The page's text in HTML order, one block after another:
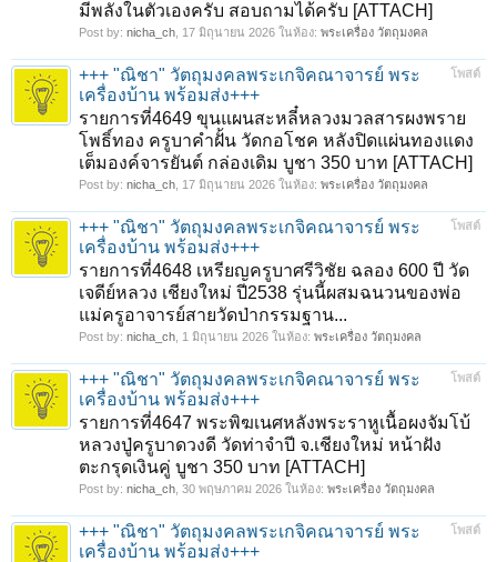
มีพลังในตัวเองครับ สอบถามได้ครับ [ATTACH]
Post by: nicha_ch 17 มิถุนายน 2026 ในห้อง: พระเครื่อง วัตถุมงคล
โพสต์
+++ "ณิชา" วัตถุมงคลพระเกจิคณาจารย์ พระ
เครื่องบ้าน พร้อมส่ง+++
รายการที่4649 ขุนแผนสะหลี๋หลวงมวลสารผงพราย
โพธิ์ทอง ครูบาคำฝั้น วัดกอโชค หลังปิดแผ่นทองแดง
เต็มองค์จารยันต์ กล่องเดิม บูชา 350 บาท [ATTACH]
Post by: nicha_ch 17 มิถุนายน 2026 ในห้อง: พระเครื่อง วัตถุมงคล
โพสต์
+++ "ณิชา" วัตถุมงคลพระเกจิคณาจารย์ พระ
เครื่องบ้าน พร้อมส่ง+++
รายการที่4648 เหรียญครูบาศรีวิชัย ฉลอง 600 ปี วัด
เจดีย์หลวง เชียงใหม่ ปี2538 รุ่นนี้ผสมฉนวนของพ่อ
แม่ครูอาจารย์สายวัดป่ากรรมฐาน...
Post by: nicha_ch 1 มิถุนายน 2026 ในห้อง: พระเครื่อง วัตถุมงคล
โพสต์
+++ "ณิชา" วัตถุมงคลพระเกจิคณาจารย์ พระ
เครื่องบ้าน พร้อมส่ง+++
รายการที่4647 พระพิฆเนศหลังพระราหูเนื้อผงจัมโบ้
หลวงปู่ครูบาดวงดี วัดท่าจำปี จ.เชียงใหม่ หน้าฝัง
ตะกรุดเงินคู่ บูชา 350 บาท [ATTACH]
Post by: nicha_ch 30 พฤษภาคม 2026 ในห้อง: พระเครื่อง วัตถุมงคล
โพสต์
+++ "ณิชา" วัตถุมงคลพระเกจิคณาจารย์ พระ
เครื่องบ้าน พร้อมส่ง+++